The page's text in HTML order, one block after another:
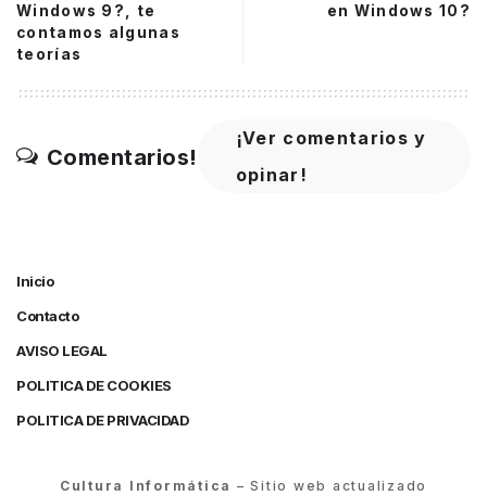
Windows 9?, te
contamos algunas
teorías
en Windows 10?
Comentarios!
¡Ver comentarios y
opinar!
Inicio
Contacto
AVISO LEGAL
POLITICA DE COOKIES
POLITICA DE PRIVACIDAD
Cultura Informática – Sitio web actualizado